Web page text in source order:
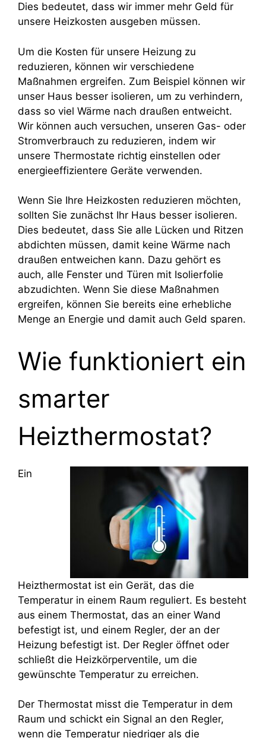
Dies bedeutet, dass wir immer mehr Geld für
unsere Heizkosten ausgeben müssen.
Um die Kosten für unsere Heizung zu
reduzieren, können wir verschiedene
Maßnahmen ergreifen. Zum Beispiel können wir
unser Haus besser isolieren, um zu verhindern,
dass so viel Wärme nach draußen entweicht.
Wir können auch versuchen, unseren Gas- oder
Stromverbrauch zu reduzieren, indem wir
unsere Thermostate richtig einstellen oder
energieeffizientere Geräte verwenden.
Wenn Sie Ihre Heizkosten reduzieren möchten,
sollten Sie zunächst Ihr Haus besser isolieren.
Dies bedeutet, dass Sie alle Lücken und Ritzen
abdichten müssen, damit keine Wärme nach
draußen entweichen kann. Dazu gehört es
auch, alle Fenster und Türen mit Isolierfolie
abzudichten. Wenn Sie diese Maßnahmen
ergreifen, können Sie bereits eine erhebliche
Menge an Energie und damit auch Geld sparen.
Wie funktioniert ein
smarter
Heizthermostat?
Ein
Heizthermostat ist ein Gerät, das die
Temperatur in einem Raum reguliert. Es besteht
aus einem Thermostat, das an einer Wand
befestigt ist, und einem Regler, der an der
Heizung befestigt ist. Der Regler öffnet oder
schließt die Heizkörperventile, um die
gewünschte Temperatur zu erreichen.
Der Thermostat misst die Temperatur in dem
Raum und schickt ein Signal an den Regler,
wenn die Temperatur niedriger als die